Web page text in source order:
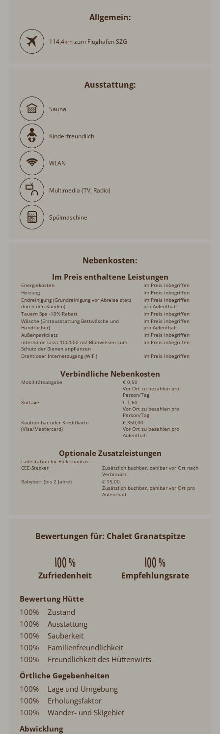
Allgemein:
114,4km zum Flughafen SZG
Ausstattung:
Sauna
Kinderfreundlich
WLAN
Multimedia (TV, Radio)
Spülmaschine
Nebenkosten
Im Preis enthaltene Leistungen
Energiekosten
Im Preis inbegriffen
Heizung
Im Preis inbegriffen
Endreinigung (Grundreinigung vor Abreise stets
durch den Kunden)
Im Preis inbegriffen
pro Aufenthalt
Tauern Spa -10% Rabatt
Im Preis inbegriffen
Wäsche (Erstausstattung Bettwäsche und
Handtücher)
Im Preis inbegriffen
pro Aufenthalt
Außenparkplatz
Im Preis inbegriffen
Interhome lässt 100'000 m2 Blühwiesen zum
Schutz der Bienen anpflanzen
Im Preis inbegriffen
Drahtloser Internetzugang (WIFI)
Im Preis inbegriffen
Verbindliche Nebenkosten
Mobilitätsabgabe
€ 0,50
Vor Ort zu bezahlen pro
Person/Tag
Kurtaxe
€ 1,60
Vor Ort zu bezahlen pro
Person/Tag
Kaution bar oder Kreditkarte
(Visa/Mastercard)
€ 350,00
Vor Ort zu bezahlen pro
Aufenthalt
Optionale Zusatzleistungen
Ladestation für Elektroautos -
CEE-Stecker
-
Zusätzlich buchbar, zahlbar vor Ort nach
Verbrauch
Babybett (bis 2 Jahre)
€ 15,00
Zusätzlich buchbar, zahlbar vor Ort pro
Aufenthalt
Bewertungen für: Chalet Granatspitze
100 %
Zufriedenheit
100 %
Empfehlungsrate
Bewertung Hütte
100%
Zustand
100%
Ausstattung
100%
Sauberkeit
100%
Familienfreundlichkeit
100%
Freundlichkeit des Hüttenwirts
Örtliche Gegebenheiten
100%
Lage und Umgebung
100%
Erholungsfaktor
100%
Wander- und Skigebiet
Abwicklung